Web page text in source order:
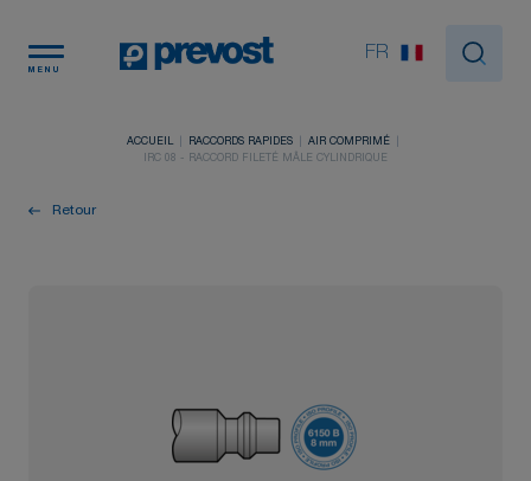
MENU
FR
ACCUEIL RACCORDS RAPIDES
AIR COMPRIMÉ
IRC 08 - RACCORD FILETÉ MÂLE CYLINDRIQUE
Retour